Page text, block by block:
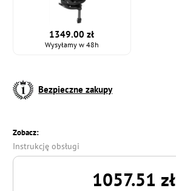
1349.00 zł
Wysyłamy w 48h
Bezpieczne zakupy
Zobacz:
Instrukcję obsługi
1057.51 zł